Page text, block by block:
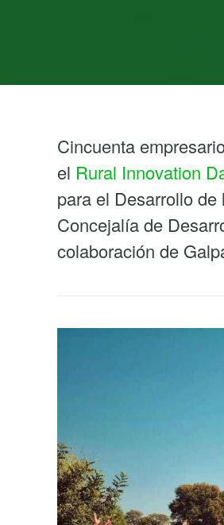
Cincuenta
el Rural Innovation
para el Desarrollo
Concejalía de
colaboración de